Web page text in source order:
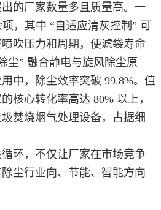
的厂家数量多且质量高。一
，其中 “自适应清灰控制” 可
吹压力和周期，使滤袋寿命
尘” 融合静电与旋风除尘原
中，除尘效率突破 99.8%。值
核心转化率高达 80% 以上，
焚烧烟气处理设备，占据细
环，不仅让厂家在市场竞争
尘行业向、节能、智能方向